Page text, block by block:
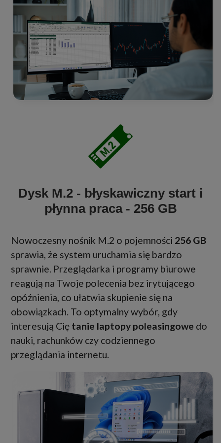
Dysk M.2 - błyskawiczny start i
płynna praca - 256 GB
Nowoczesny nośnik M.2 o pojemności 256 GB
sprawia, że system uruchamia się bardzo
sprawnie. Przeglądarka i programy biurowe
reagują na Twoje polecenia bez irytującego
opóźnienia, co ułatwia skupienie się na
obowiązkach. To optymalny wybór, gdy
interesują Cię tanie laptopy poleasingowe do
nauki, rachunków czy codziennego
przeglądania internetu.